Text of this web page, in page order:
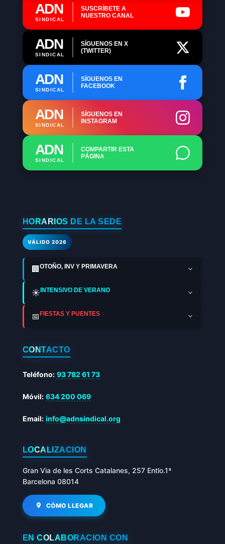
ADN
SINDICAL
SUSCRÍBETE A
NUESTRO CANAL
ADN
SINDICAL
SÍGUENOS EN X
(TWITTER)
ADN
SINDICAL
SÍGUENOS EN
FACEBOOK
ADN
SINDICAL
SÍGUENOS EN
INSTAGRAM
ADN
SINDICAL
COMPARTIR ESTA
PÁGINA
HORARIOS DE LA SEDE
VÁLIDO 2026
🏢OTOÑO, INV Y PRIMAVERA
☀️ INTENSIVO DE VERANO
📅 FIESTAS Y PUENTES
CONTACTO
Teléfono: 93 782 61 73
Móvil: 634 200 069
Email: info@adnsindical.org
LOCALIZACIÓN
Gran Via de les Corts Catalanes, 257 Entlo.1ª
Barcelona 08014
CÓMO LLEGAR
EN COLABORACIÓN CON